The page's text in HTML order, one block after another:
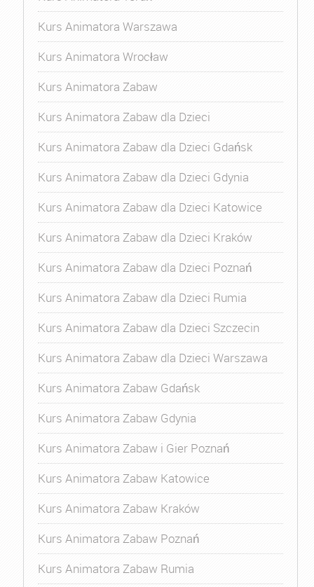
Kurs Animatora Warszawa
Kurs Animatora Wrocław
Kurs Animatora Zabaw
Kurs Animatora Zabaw dla Dzieci
Kurs Animatora Zabaw dla Dzieci Gdańsk
Kurs Animatora Zabaw dla Dzieci Gdynia
Kurs Animatora Zabaw dla Dzieci Katowice
Kurs Animatora Zabaw dla Dzieci Kraków
Kurs Animatora Zabaw dla Dzieci Poznań
Kurs Animatora Zabaw dla Dzieci Rumia
Kurs Animatora Zabaw dla Dzieci Szczecin
Kurs Animatora Zabaw dla Dzieci Warszawa
Kurs Animatora Zabaw Gdańsk
Kurs Animatora Zabaw Gdynia
Kurs Animatora Zabaw i Gier Poznań
Kurs Animatora Zabaw Katowice
Kurs Animatora Zabaw Kraków
Kurs Animatora Zabaw Poznań
Kurs Animatora Zabaw Rumia